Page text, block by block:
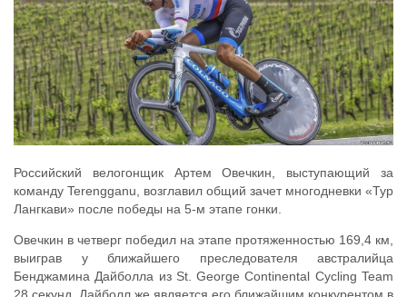
Российский велогонщик Артем Овечкин, выступающий за
команду Terengganu, возглавил общий зачет многодневки «Тур
Лангкави» после победы на 5-м этапе гонки.
Овечкин в четверг победил на этапе протяженностью 169,4 км,
выиграв у ближайшего преследователя австралийца
Бенджамина Дайболла из St. George Continental Cycling Team
28 секунд. Дайболл же является его ближайшим конкурентом в